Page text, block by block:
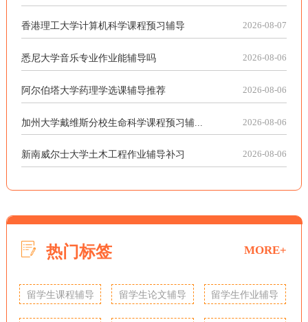
香港理工大学计算机科学课程预习辅导 2026-08-07
悉尼大学音乐专业作业能辅导吗 2026-08-06
阿尔伯塔大学药理学选课辅导推荐 2026-08-06
加州大学戴维斯分校生命科学课程预习辅... 2026-08-06
新南威尔士大学土木工程作业辅导补习 2026-08-06
热门标签 MORE+
留学生课程辅导 留学生论文辅导 留学生作业辅导